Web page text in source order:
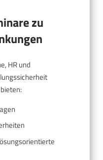
zu
HR und